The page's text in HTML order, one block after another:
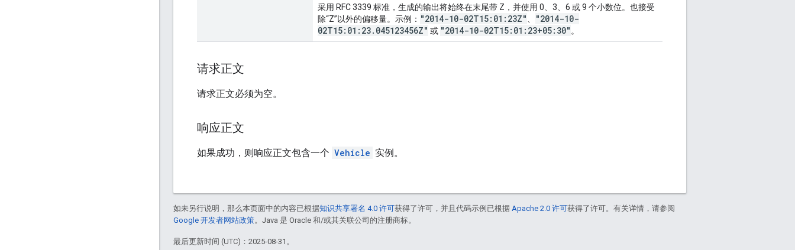
采用 RFC 3339 标准，生成的输出将始终在末尾带 Z，并使用 0、3、6 或 9 个小数位。也接受
除“Z”以外的偏移量。示例： "2014-10-02T15:01:23Z"
"2014-10-
02T15:01:23.045123456Z" 或 "2014-10-02T15:01:23+05:30" 。
请求正文
请求正文必须为空。
响应正文
如果成功，则响应正文包含一个 Vehicle 实例。
如未另行说明，那么本页面中的内容已根据知识共享署名 4.0 许可获得了许可，并且代码示例已根据 Apache 2.0 许可获得了许可。有关详情，请参阅
Google 开发者网站政策。Java 是 Oracle 和/或其关联公司的注册商标。
最后更新时间 (UTC)：2025-08-31。